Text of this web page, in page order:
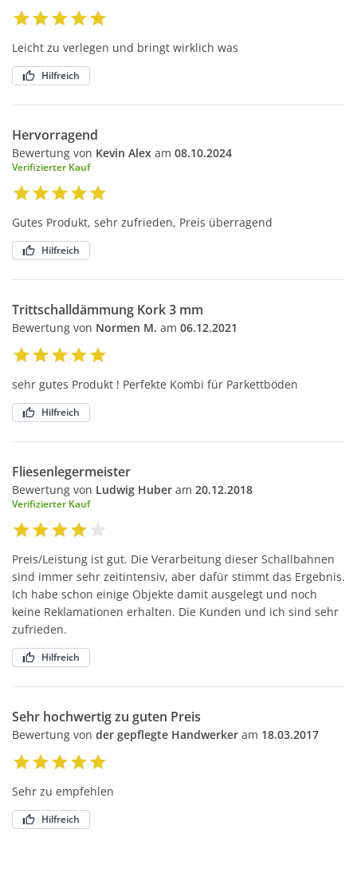
Leicht zu verlegen und bringt wirklich was
Hilfreich
Hervorragend
Bewertung von Kevin Alex am 08.10.2024
Verifizierter Kauf
Gutes Produkt, sehr zufrieden, Preis überragend
Hilfreich
Trittschalldämmung Kork 3 mm
Bewertung von Normen M. am 06.12.2021
sehr gutes Produkt ! Perfekte Kombi für Parkettböden
Hilfreich
Fliesenlegermeister
Bewertung von Ludwig Huber am 20.12.2018
Verifizierter Kauf
Preis/Leistung ist gut. Die Verarbeitung dieser Schallbahnen
sind immer sehr zeitintensiv, aber dafür stimmt das Ergebnis.
Ich habe schon einige Objekte damit ausgelegt und noch
keine Reklamationen erhalten. Die Kunden und ich sind sehr
zufrieden.
Hilfreich
Sehr hochwertig zu guten Preis
Bewertung von der gepflegte Handwerker am 18.03.2017
Sehr zu empfehlen
Hilfreich